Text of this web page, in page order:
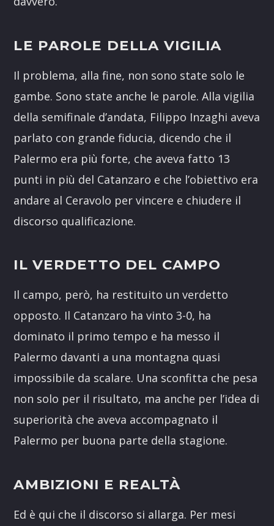
LE PAROLE DELLA VIGILIA
Il problema, alla fine, non sono state solo le
gambe. Sono state anche le parole. Alla vigilia
della semifinale d’andata, Filippo Inzaghi aveva
parlato con grande fiducia, dicendo che il
Palermo era più forte, che aveva fatto 13
punti in più del Catanzaro e che l’obiettivo era
andare al Ceravolo per vincere e chiudere il
discorso qualificazione.
IL VERDETTO DEL CAMPO
Il campo, però, ha restituito un verdetto
opposto. Il Catanzaro ha vinto 3-0, ha
dominato il primo tempo e ha messo il
Palermo davanti a una montagna quasi
impossibile da scalare. Una sconfitta che pesa
non solo per il risultato, ma anche per l’idea di
superiorità che aveva accompagnato il
Palermo per buona parte della stagione.
AMBIZIONI E REALTÀ
Ed è qui che il discorso si allarga. Per mesi